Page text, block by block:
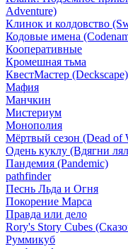
Adventure)
Клинок и колдовство
Кодовые имена
Кооперативные
Кромешная тьма
КвестМастер (Deckscape)
Мафия
Манчкин
Мистериум
Монополия
Мёртвый сезон (Dead of
Одень куклу (Вдягни
Пандемия (Pandemic)
pathfinder
Песнь Льда и Огня
Покорение Марса
Правда или дело
Rory's Story Cubes
Руммикуб